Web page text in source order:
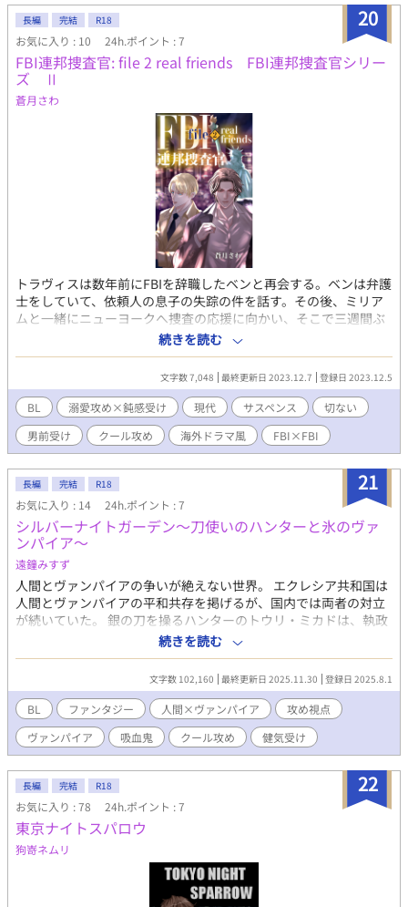
20
長編 完結 R18
お気に入り : 10 24h.ポイント : 7
FBI連邦捜査官: file 2 real friends FBI連邦捜査官シリー
ズ Ⅱ
蒼月さわ
トラヴィスは数年前にFBIを辞職したベンと再会する。ベンは弁護
士をしていて、依頼人の息子の失踪の件を話す。その後、ミリア
ムと一緒にニューヨークへ捜査の応援に向かい、そこで三週間ぶ
りにジェレミーと会うが、捜査対象となった男を知ると、ニュー
ヨーク出身のトラヴィスは愕然となる。幼馴染みのジャレッド。
ニューヨークを去ってから一度も会ってはいなかったが、忘れら
れない大切な友人だった。苦悩するトラヴィス。そしてその幼馴
染みの存在を知っているジェレミーが取った行動はトラヴィスに
とって信じられないものだった…… 表向きは犬猿の仲、けれど裏
では極秘に付きあっているクールで美形な金髪碧眼のエリート系
×ジョーク好きな男前のイタリア系。 以前にアルファさんで連載
していたアメリカを舞台に事件を捜査するFBI連邦捜査官たちの物
語、第二弾、電子書籍の試し読みです。 表紙イラストは長月京子
様です。
続きを読む
文字数 7,048 最終更新日 2023.12.7 登録日 2023.12.5
BL 溺愛攻め×鈍感受け 現代 サスペンス
切ない
男前受け
クール攻め 海外ドラマ風 FBI×FBI
21
長編 完結 R18
お気に入り : 14 24h.ポイント : 7
シルバーナイトガーデン～刀使いのハンターと氷のヴァ
ンパイア～
遠鐘みすず
人間とヴァンパイアの争いが絶えない世界。 エクレシア共和国は
人間とヴァンパイアの平和共存を掲げるが、国内では両者の対立
が続いていた。 銀の刀を操るハンターのトウリ・ミカドは、執政
官であるゼノン卿からある事件の調査を命じられ、現場に急行す
る。そこで出会ったのは、氷の魔法を操る美しいヴァンパイアだ
った。 戦いの末、真犯人が別にいると知ったトウリは、彼を解放
するが……。 その晩、ゼノン卿が主催する、人間とヴァンパイア
の交流を目的とする夜会「シルバーナイトガーデン」で、二人は
再び相まみえる。 彼は敵か？ それとも――。 人間×ヴァンパイ
アのファンタジーBL 完結済み長編を連載形式で公開(2025.11.30
完結済) R-18シーンは*表記
続きを読む
文字数 102,160 最終更新日 2025.11.30 登録日 2025.8.1
BL ファンタジー 人間×ヴァンパイア
攻め視点
ヴァンパイア
吸血鬼 クール攻め 健気受け
22
長編 完結 R18
お気に入り : 78 24h.ポイント : 7
東京ナイトスパロウ
狗嵜ネムリ